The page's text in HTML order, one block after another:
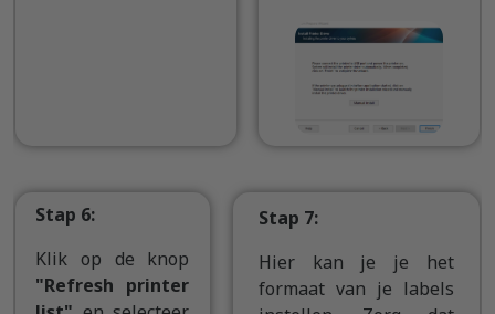
Stap 6:
Klik op de knop
"Refresh printer
Stap 7:
Hier kan je je het
formaat van je labels